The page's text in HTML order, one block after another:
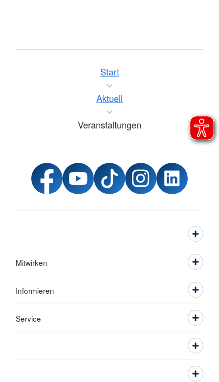
Start
Aktuell
Veranstaltungen
Mitwirken
Informieren
Service